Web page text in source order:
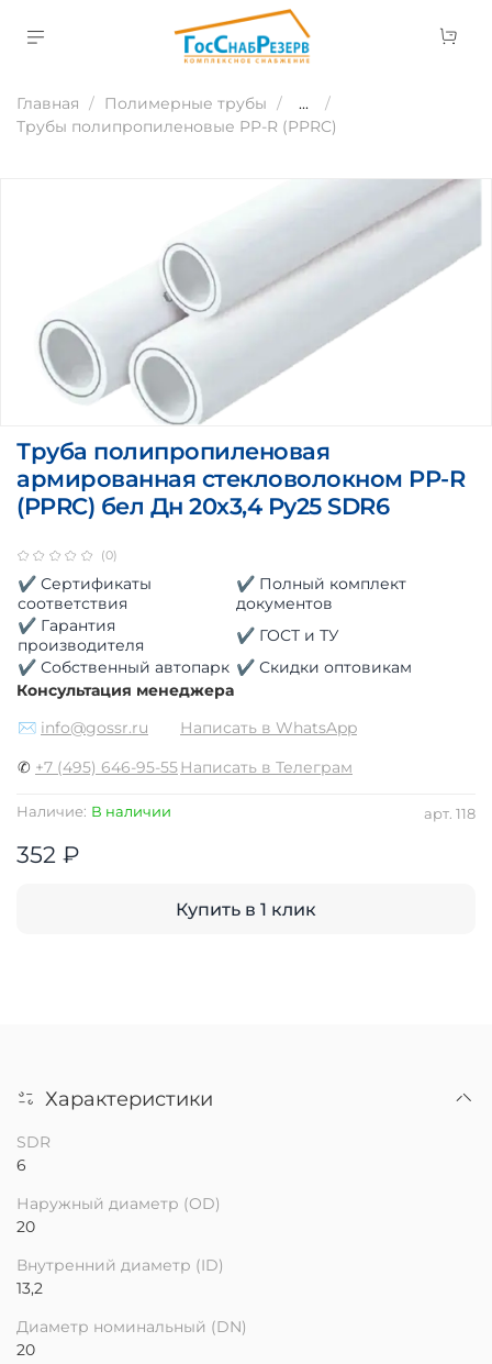
Главная Полимерные трубы
...
Трубы полипропиленовые PP-R (PPRC)
(0)
арт. 118
Наличие: В наличии
Труба полипропиленовая
армированная стекловолокном PP-R
(PPRC) бел Дн 20х3,4 Ру25 SDR6
352 ₽
Купить в 1 клик
✔ Сертификаты
соответствия
✔ Полный комплект
документов
✔ Гарантия
производителя
✔ ГОСТ и ТУ
✔ Собственный автопарк ✔ Скидки оптовикам
Консультация менеджера
✉ info@gossr.ru
Написать в WhatsApp
✆ +7 (495) 646-95-55Написать в Телеграм
Характеристики
SDR
6
Наружный диаметр (OD)
20
Внутренний диаметр (ID)
13,2
Диаметр номинальный (DN)
20